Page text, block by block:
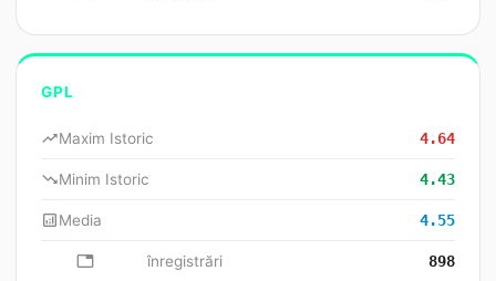
GPL
trending_upMaxim Istoric 4.64
trending_downMinim Istoric 4.43
analyticsMedia 4.55
database înregistrări 898